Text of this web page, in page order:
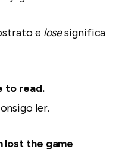
e losesignifica
to read.
ler.
lost the game